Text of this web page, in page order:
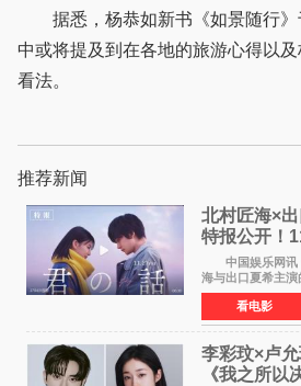
据悉，杨恭如新书《如景随行》
中或将提及到在各地的旅游心得以
看法。
推荐新闻
北村匠海×出
特报公开！
初恋的奇幻
中国娱乐网讯
海与出口夏希主
开特报影像，正
改编自三秋缒同
滚！》的吉田惠
看电影
李彩玟×卢
《我之所以